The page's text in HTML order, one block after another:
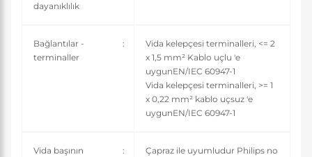
dayanıklılık
Bağlantılar -
terminaller
:
Vida kelepçesi terminalleri, <= 2
x 1,5 mm² Kablo uçlu 'e
uygunEN/IEC 60947-1
Vida kelepçesi terminalleri, >= 1
x 0,22 mm² kablo uçsuz 'e
uygunEN/IEC 60947-1
Vida başının
:
Çapraz ile uyumludur Philips no